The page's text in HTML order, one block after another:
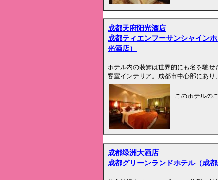
成都天府阳光酒店
成都ティエンフーサンシャイン
光酒店）
ホテル内の装飾は世界的にも名を馳せ
客室インテリア。成都市中心部にあ
このホテルの
成都绿洲大酒店
成都グリーンランドホテル（成